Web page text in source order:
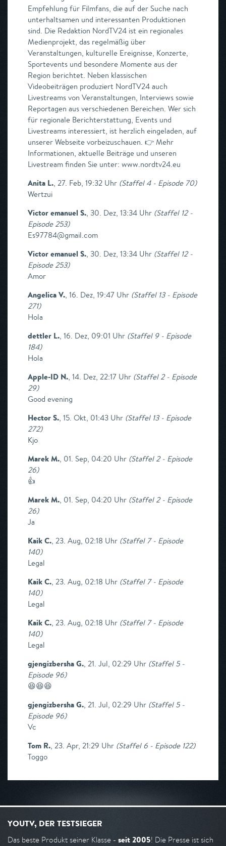
Empfehlung für Filmfans, die auf der Suche nach
unterhaltsamen und interessanten Produktionen
sind. Die Redaktion NordTV24 ist ein regionales
Medienprojekt, das regelmäßig über
Veranstaltungen, kulturelle Ereignisse, Konzerte,
Sportevents und besondere Momente aus der
Region berichtet. Neben klassischen
Videobeiträgen produziert NordTV24 auch
Livestreams von Veranstaltungen, Interviews sowie
Reportagen aus verschiedenen Bereichen. Wer sich
für regionale Berichterstattung, Events und
Livestreams interessiert, ist herzlich eingeladen, auf
unserer Webseite vorbeizuschauen. 👉 Mehr
Informationen, aktuelle Beiträge und unseren
Livestream finden Sie unter: www.nordtv24.eu
Anita L., 27. Feb, 19:32 Uhr (Staffel 4 - Episode 70)
Wertzui
Victor emanuel S., 30. Dez, 13:34 Uhr (Staffel 12 -
Episode 253)
Es97784@gmail.com
Victor emanuel S., 30. Dez, 13:34 Uhr (Staffel 12 -
Episode 253)
Amor
Angelica V., 16. Dez, 19:47 Uhr (Staffel 13 - Episode
271)
Hola
dettler L., 16. Dez, 09:01 Uhr (Staffel 9 - Episode
184)
Hola
Apple-ID N., 14. Dez, 22:17 Uhr (Staffel 2 - Episode
29)
Good evening
Hector S., 15. Okt, 01:43 Uhr (Staffel 13 - Episode
272)
Kjo
Marek M., 01. Sep, 04:20 Uhr (Staffel 2 - Episode
26)
👍
Marek M., 01. Sep, 04:20 Uhr (Staffel 2 - Episode
26)
Ja
Kaik C., 23. Aug, 02:18 Uhr (Staffel 7 - Episode
140)
Legal
Kaik C., 23. Aug, 02:18 Uhr (Staffel 7 - Episode
140)
Legal
Kaik C., 23. Aug, 02:18 Uhr (Staffel 7 - Episode
140)
Legal
gjengizbersha G., 21. Jul, 02:29 Uhr (Staffel 5 -
Episode 96)
😆😆😆
gjengizbersha G., 21. Jul, 02:29 Uhr (Staffel 5 -
Episode 96)
Vc
Tom R., 23. Apr, 21:29 Uhr (Staffel 6 - Episode 122)
Toggo
YOUTV, DER TESTSIEGER
Das beste Produkt seiner Klasse - seit 2005! Die Presse ist sich